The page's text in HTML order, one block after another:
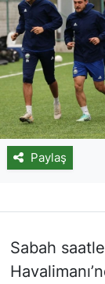
Paylaş
Sabah